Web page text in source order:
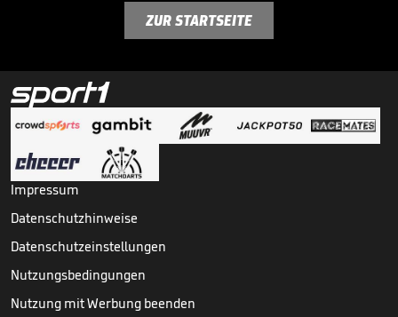
ZUR STARTSEITE
Impressum
Datenschutzhinweise
Datenschutzeinstellungen
Nutzungsbedingungen
Nutzung mit Werbung beenden